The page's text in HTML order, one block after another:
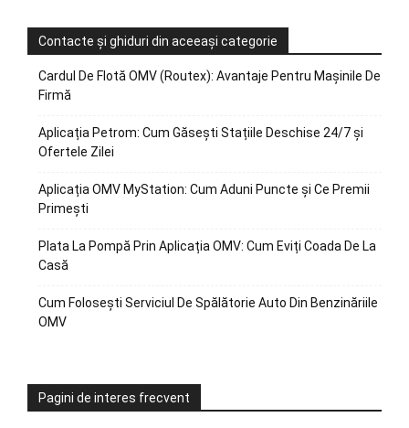
Contacte și ghiduri din aceeași categorie
Cardul De Flotă OMV (Routex): Avantaje Pentru Mașinile De
Firmă
Aplicația Petrom: Cum Găsești Stațiile Deschise 24/7 și
Ofertele Zilei
Aplicația OMV MyStation: Cum Aduni Puncte și Ce Premii
Primești
Plata La Pompă Prin Aplicația OMV: Cum Eviți Coada De La
Casă
Cum Folosești Serviciul De Spălătorie Auto Din Benzinăriile
OMV
Pagini de interes frecvent